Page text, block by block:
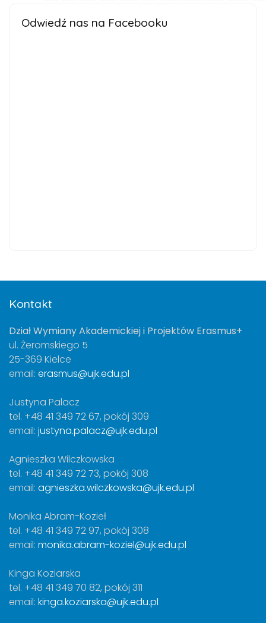
Odwiedź nas na Facebooku
Kontakt
Dział Wymiany Akademickiej i Projektów Erasmus+
ul. Żeromskiego 5
25-369 Kielce
email: erasmus@ujk.edu.pl
Justyna Palacz
tel. +48 41 349 72 67, pokój 309
email: justyna.palacz@ujk.edu.pl
Agnieszka Wilczkowska
tel. +48 41 349 72 73, pokój 308
email: agnieszka.wilczkowska@ujk.edu.pl
Monika Abram-Kozieł
tel. +48 41 349 72 97, pokój 308
email: monika.abram-koziel@ujk.edu.pl
Kinga Koziarska
tel. +48 41 349 70 82, pokój 311
email: kinga.koziarska@ujk.edu.pl